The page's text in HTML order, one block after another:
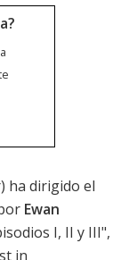
ha dirigido el
Ewan
I, II y III",
in